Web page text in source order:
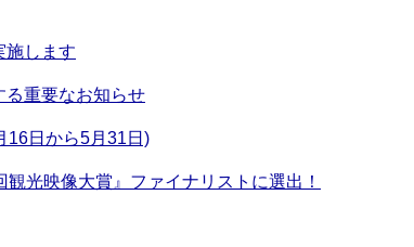
施します
る重要なお知らせ
16日から5月31日)
光映像大賞』ファイナリストに選出！